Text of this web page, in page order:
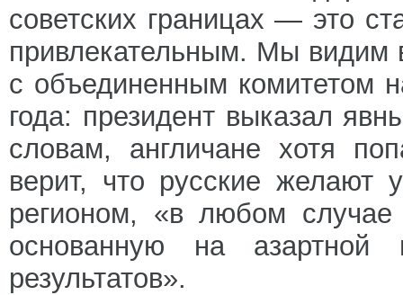
советских границах — это
привлекательным. Мы видим
с объединенным комитетом
года: президент выказал
словам, англичане хотя
верит, что русские желают
регионом, «в любом случае
основанную на азартной
результатов».